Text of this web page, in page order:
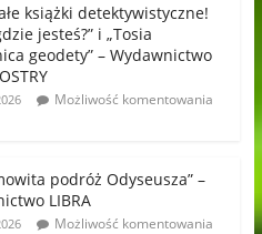
książki detektywistyczne!
jesteś?” i „Tosia
geodety” – Wydawnictwo
Możliwość komentowania
podróż Odyseusza” –
LIBRA
Możliwość komentowania